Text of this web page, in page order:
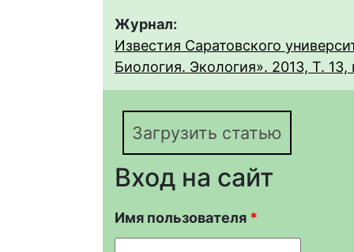
Журнал:
Известия Саратовского
Биология. Экология». 2013, Т. 13,
Загрузить статью
Вход на сайт
Имя пользователя *